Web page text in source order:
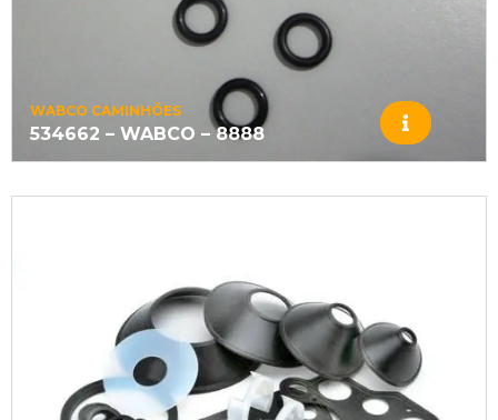
WABCO CAMINHÕES
534662 – WABCO – 8888